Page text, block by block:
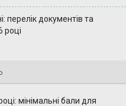
перелік документів та
році
мінімальні бали для